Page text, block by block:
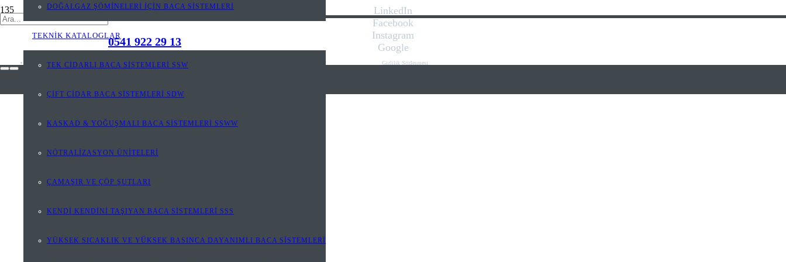
0541 922 29 13
DOĞALGAZ ŞÖMİNELERİ İÇİN BACA SİSTEMLERİ
TEKNİK KATALOGLAR
TEK CİDARLI BACA SİSTEMLERİ SSW
ÇİFT CİDAR BACA SİSTEMLERİ SDW
KASKAD & YOĞUŞMALI BACA SİSTEMLERİ SSWW
NÖTRALİZASYON ÜNİTELERİ
ÇAMAŞIR VE ÇÖP ŞUTLARI
KENDİ KENDİNİ TAŞIYAN BACA SİSTEMLERİ SSS
YÜKSEK SICAKLIK VE YÜKSEK BASINCA DAYANIMLI BACA SİSTEMLERİ
LinkedIn
Facebook
Instagram
Google
Gizlilik Sözleşmesi